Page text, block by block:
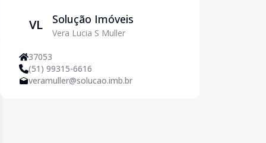
VL Solução Imóveis
Vera Lucia S Muller
37053
(51) 99315-6616
veramuller@solucao.imb.br